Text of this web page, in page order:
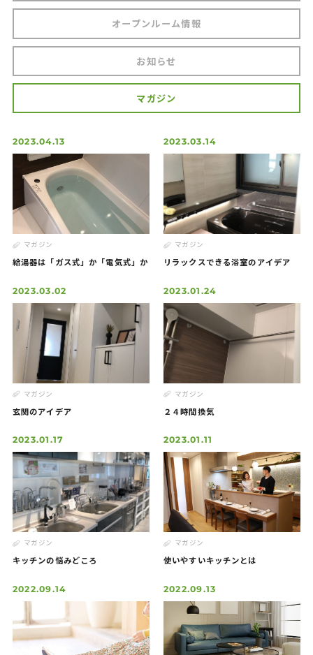
Support
アフターフォローと安心サポート
Flow
FAQ
よくあるご質問
Information
お知らせ・マガジン
Contact
お問い合わせ
オープンルーム情報
お知らせ
マガジン
2023.04.13
マガジン
給湯器は「ガス式」か「電気式」か
2023.03.14
マガジン
リラックスできる浴室のアイデア
2023.03.02
マガジン
玄関のアイデア
2023.01.24
マガジン
２４時間換気
2023.01.17
マガジン
キッチンの悩みどころ
2023.01.11
マガジン
使いやすいキッチンとは
2022.09.14 2022.09.13